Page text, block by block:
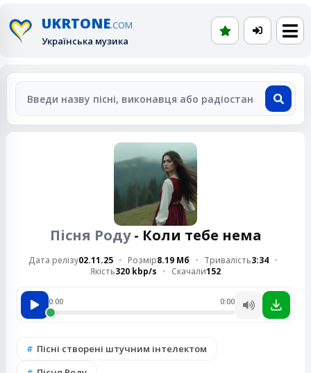
UKRTONE.COM
Українська музика
Пісня Роду- Коли тебе нема
Дата релізу02.11.25 Розмір8.19 Мб Тривалість3:34
Якість320 kbp/s Скачали152
0:00 0:00
Пісні створені штучним інтелектом